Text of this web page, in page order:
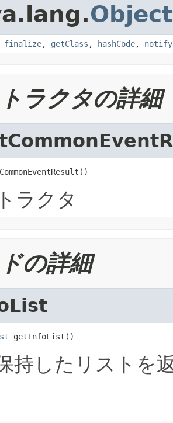
Object
finalize, getClass , hashCode, notify
ラクタの詳細
ラクタ
の詳細
getInfoList()
持したリストを